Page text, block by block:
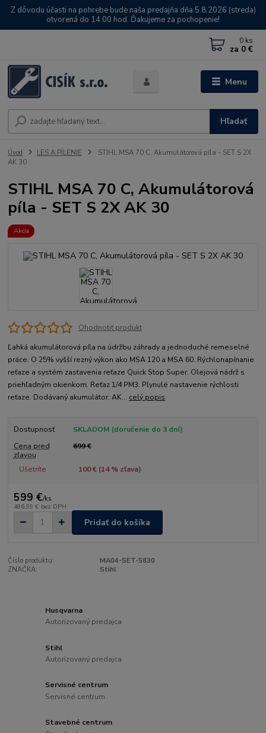
Z dôvodu účasti na pohrebe bude naša predajňa dňa 5.8.2026 (streda)
otvorená do 14:00 hod. Ďakujeme za pochopenie!
Menu
Hľadať
0 ks
za 0 €
Úvod LES A PÍLENIE
STIHL MSA 70 C, Akumulátorová píla - SET S 2X
AK 30
STIHL MSA 70 C, Akumulátorová
píla - SET S 2X AK 30
Akcia
Ohodnotiť produkt
Ľahká akumulátorová píla na údržbu záhrady a jednoduché remeselné
práce. O 25% vyšší rezný výkon ako MSA 120 a MSA 60. Rýchlonapínanie
reťaze a systém zastavenia reťaze Quick Stop Super. Olejová nádrž s
priehľadným okienkom. Reťaz 1/4 PM3. Plynulé nastavenie rýchlosti
reťaze. Dodávaný akumulátor: AK... celý popis
Dostupnosť
SKLADOM (doručenie do 3 dní)
Cena pred
zľavou
699 €
Ušetríte 100 € (14% zľava)
599 €/ks
486,99 € bez DPH
Pridať do košíka
Číslo produktu:
MA04-SET-5830
ZNAČKA:
Stihl
Husqvarna
Autorizovaný predajca
Stihl
Autorizovaný predajca
Servisné centrum
Servisné centrum
Stavebné centrum